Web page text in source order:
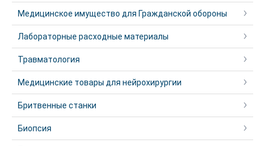
Медицинское имущество для Гражданской обороны
Лабораторные расходные материалы
Травматология
Медицинские товары для нейрохирургии
Бритвенные станки
Биопсия